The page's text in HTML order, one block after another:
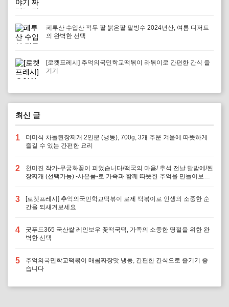
페루산 수입산 적두 팥 붉은팥 팥빙수 2024년산, 여름 디저트
의 완벽한 선택
[로켓프레시] 추억의국민학교떡볶이 라볶이로 간편한 간식 즐
기기
최신 글
1
더미식 차돌된장찌개 2인분 (냉동), 700g, 3개 추운 겨울에 따뜻하게
즐길 수 있는 간편한 요리
2
천미진 작가-무궁화꽃이 피었습니다/떡국의 마음/ 추석 전날 달밤에/된
장찌개 (선택가능) -사은품-로 가족과 함께 따뜻한 추억을 만들어보세
3
[로켓프레시] 추억의국민학교떡볶이 로제 떡볶이로 인생의 소중한 순
간을 되새겨보세요
4
굿푸드365 국산쌀 레인보우 꽃떡국떡, 가족의 소중한 명절을 위한 완
벽한 선택
5
추억의국민학교떡볶이 매콤짜장맛 냉동, 간편한 간식으로 즐기기 좋
습니다